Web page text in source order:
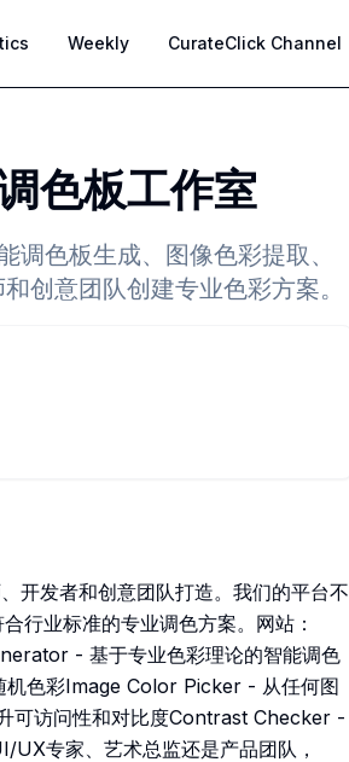
Weekly CurateClick Channel
色板工作室
色板生成、图像色彩提取、
创意团队创建专业色彩方案。
开发者和创意团队打造。我们的平台不
行业标准的专业调色方案。网站：
- 基于专业色彩理论的智能调色
色彩Image Color Picker - 从任何图
可访问性和对比度Contrast Checker -
UX专家、艺术总监还是产品团队，